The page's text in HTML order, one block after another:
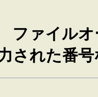
ファイル
された番